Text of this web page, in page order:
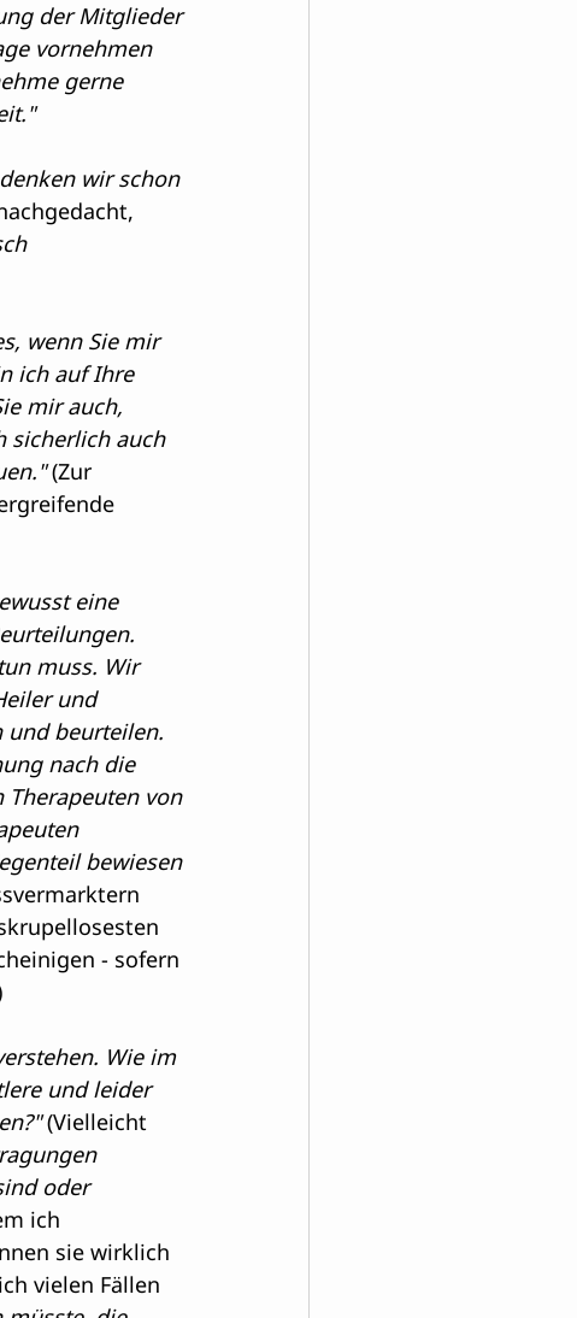
der Mitglieder
vornehmen
gerne
wir schon
wenn Sie mir
ich auf Ihre
mir auch,
sicherlich auch
(Zur
eine
muss. Wir
und
und beurteilen.
nach die
Therapeuten von
bewiesen
- sofern
Wie im
und leider
(Vielleicht
oder
ich
sie wirklich
vielen Fällen